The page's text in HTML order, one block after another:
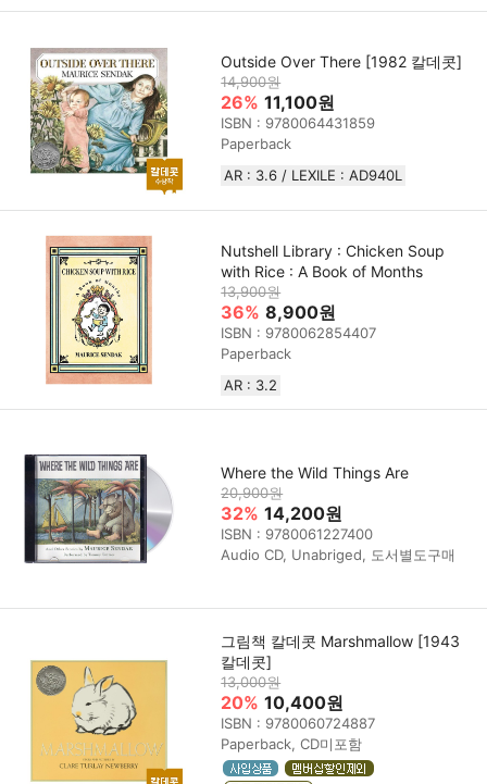
Outside Over There [1982 칼데콧]
14,900원
26% 11,100원
ISBN : 9780064431859
Paperback
AR : 3.6 / LEXILE : AD940L
Nutshell Library : Chicken Soup
with Rice : A Book of Months
13,900원
36% 8,900원
ISBN : 9780062854407
Paperback
AR : 3.2
Where the Wild Things Are
20,900원
32% 14,200원
ISBN : 9780061227400
Audio CD, Unabriged, 도서별도구매
그림책 칼데콧 Marshmallow [1943
칼데콧]
13,000원
20% 10,400원
ISBN : 9780060724887
Paperback, CD미포함